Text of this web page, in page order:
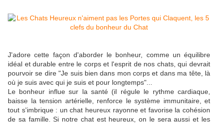
J'adore cette façon d'aborder le bonheur, comme un équilibre
idéal et durable entre le corps et l'esprit de nos chats, qui devrait
pourvoir se dire "Je suis bien dans mon corps et dans ma tête, là
où je suis avec qui je suis et pour longtemps"...
Le bonheur influe sur la santé (il régule le rythme cardiaque,
baisse la tension artérielle, renforce le système immunitaire, et
tout s'imbrique : un chat heureux rayonne et favorise la cohésion
de sa famille. Si notre chat est heureux, on le sera aussi et les